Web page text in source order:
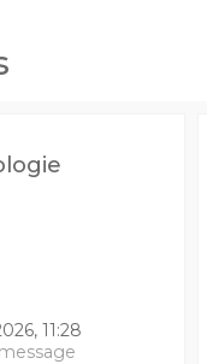
11:28